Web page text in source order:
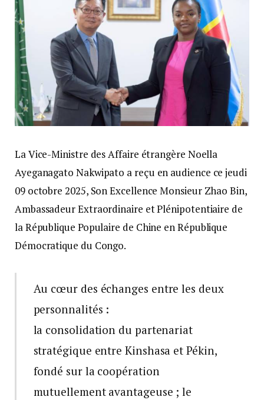
La Vice-Ministre des Affaire étrangère Noella
Ayeganagato Nakwipato a reçu en audience ce jeudi
09 octobre 2025, Son Excellence Monsieur Zhao Bin,
Ambassadeur Extraordinaire et Plénipotentiaire de
la République Populaire de Chine en République
Démocratique du Congo.
Au cœur des échanges entre les deux
personnalités :
la consolidation du partenariat
stratégique entre Kinshasa et Pékin,
fondé sur la coopération
mutuellement avantageuse ; le